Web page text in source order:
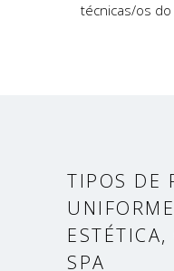
técnicas/os
TIPOS DE
SPA